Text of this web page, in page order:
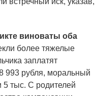
виноваты оба
более тяжелые
заплатят
993 рубля, моральный
5 тыс. С родителей